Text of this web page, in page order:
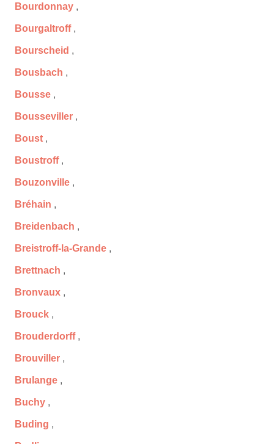
Bourdonnay ,
Bourgaltroff,
Bourscheid ,
Bousbach ,
Bousse ,
Bousseviller ,
Boust ,
Boustroff,
Bouzonville ,
Bréhain ,
Breidenbach ,
Breistroff-la-Grande ,
Brettnach ,
Bronvaux ,
Brouck ,
Brouderdorff,
Brouviller ,
Brulange ,
Buchy ,
Buding ,